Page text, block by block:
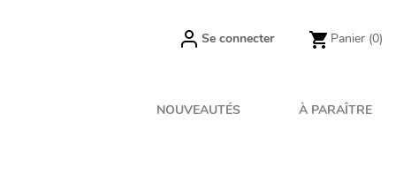
Se connecter Panier (0)
NOUVEAUTÉS À PARAÎTRE